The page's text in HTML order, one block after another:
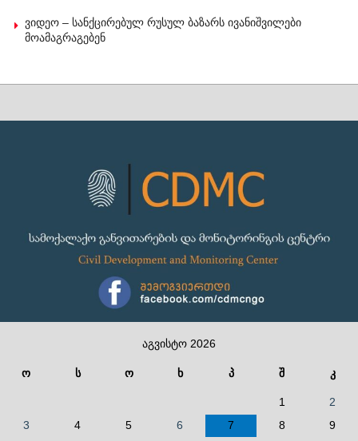
ვიდეო – სანქცირებულ რუსულ ბაზარს ივანიშვილები
მოამაგრაგებენ
აგვისტო 2026
ო ს ო ხ პ შ კ
1
2
3
4 5 6 7 8
9